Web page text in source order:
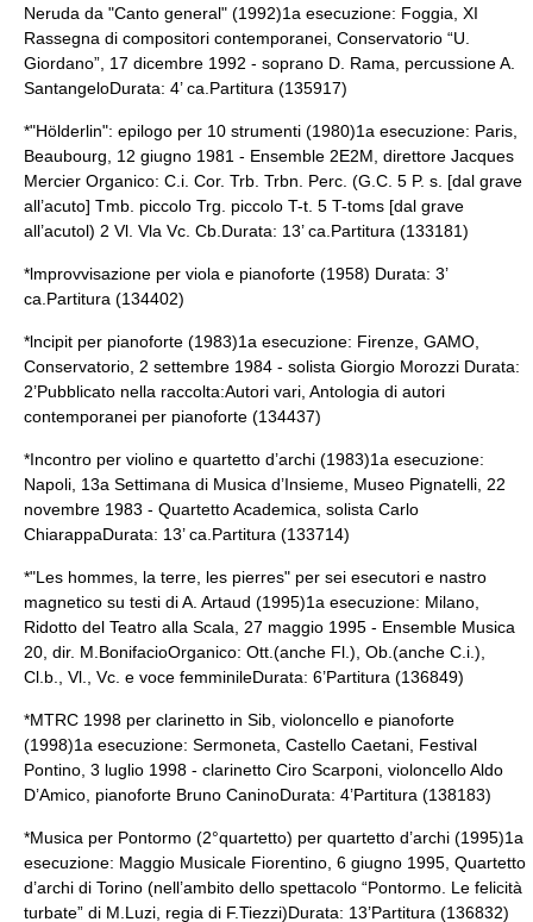
Neruda da "Canto general" (1992)1a esecuzione: Foggia, XI
Rassegna di compositori contemporanei, Conservatorio “U.
Giordano”, 17 dicembre 1992 - soprano D. Rama, percussione A.
SantangeloDurata: 4’ ca.Partitura (135917)
*"Hölderlin": epilogo per 10 strumenti (1980)1a esecuzione: Paris,
Beaubourg, 12 giugno 1981 - Ensemble 2E2M, direttore Jacques
Mercier Organico: C.i. Cor. Trb. Trbn. Perc. (G.C. 5 P. s. [dal grave
all’acuto] Tmb. piccolo Trg. piccolo T-t. 5 T-toms [dal grave
all’acutol) 2 Vl. Vla Vc. Cb.Durata: 13’ ca.Partitura (133181)
*lmprovvisazione per viola e pianoforte (1958) Durata: 3’
ca.Partitura (134402)
*lncipit per pianoforte (1983)1a esecuzione: Firenze, GAMO,
Conservatorio, 2 settembre 1984 - solista Giorgio Morozzi Durata:
2’Pubblicato nella raccolta:Autori vari, Antologia di autori
contemporanei per pianoforte (134437)
*Incontro per violino e quartetto d’archi (1983)1a esecuzione:
Napoli, 13a Settimana di Musica d’Insieme, Museo Pignatelli, 22
novembre 1983 - Quartetto Academica, solista Carlo
ChiarappaDurata: 13’ ca.Partitura (133714)
*"Les hommes, la terre, les pierres" per sei esecutori e nastro
magnetico su testi di A. Artaud (1995)1a esecuzione: Milano,
Ridotto del Teatro alla Scala, 27 maggio 1995 - Ensemble Musica
20, dir. M.BonifacioOrganico: Ott.(anche Fl.), Ob.(anche C.i.),
Cl.b., Vl., Vc. e voce femminileDurata: 6’Partitura (136849)
*MTRC 1998 per clarinetto in Sib, violoncello e pianoforte
(1998)1a esecuzione: Sermoneta, Castello Caetani, Festival
Pontino, 3 luglio 1998 - clarinetto Ciro Scarponi, violoncello Aldo
D’Amico, pianoforte Bruno CaninoDurata: 4’Partitura (138183)
*Musica per Pontormo (2°quartetto) per quartetto d’archi (1995)1a
esecuzione: Maggio Musicale Fiorentino, 6 giugno 1995, Quartetto
d’archi di Torino (nell’ambito dello spettacolo “Pontormo. Le felicità
turbate” di M.Luzi, regia di F.Tiezzi)Durata: 13’Partitura (136832)